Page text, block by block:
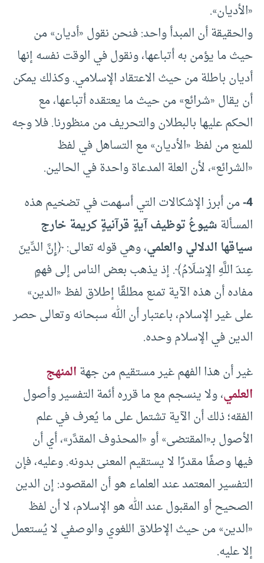
«الأديان».
والحقيقة أن المبدأ واحد: فنحن نقول «أديان» من
حيث ما يؤمن به أتباعها، ونقول في الوقت نفسه إنها
أديان باطلة من حيث الاعتقاد الإسلامي. وكذلك يمكن
أن يقال «شرائع» من حيث ما يعتقده أتباعها، مع
الحكم عليها بالبطلان والتحريف من منظورنا. فلا وجه
للمنع من لفظ «الأديان» مع التساهل في لفظ
«الشرائع»، لأن العلة المدعاة واحدة في الحالين.
4- من أبرز الإشكالات التي أسهمت في تضخيم هذه
المسألةشيوعُ توظيف آيةٍ قرآنيةٍ كريمة خارج
سياقها الدلالي والعلمي، وهي قوله تعالى: ﴿إِنَّ الدِّينَ
عِندَ اللَّهِ الإِسْلَامُ﴾. إذ يذهب بعض الناس إلى فهمٍ
مفاده أن هذه الآية تمنع مطلقًا إطلاق لفظ «الدين»
على غير الإسلام، باعتبار أن الله سبحانه وتعالى حصر
الدين في الإسلام وحده.
غير أن هذا الفهم غير مستقيم من جهةالمنهج
العلمي، ولا ينسجم مع ما قرره أئمة التفسير وأصول
الفقه؛ ذلك أن الآية تشتمل على ما يُعرف في علم
الأصول بـ«المقتضى» أو «المحذوف المقدَّر»، أي أن
فيها وصفًا مقدرًا لا يستقيم المعنى بدونه. وعليه، فإن
التفسير المعتمد عند العلماء هو أن المقصود: إن الدين
الصحيح أو المقبول عند الله هو الإسلام، لا أن لفظ
«الدين» من حيث الإطلاق اللغوي والوصفي لا يُستعمل
إلا عليه.